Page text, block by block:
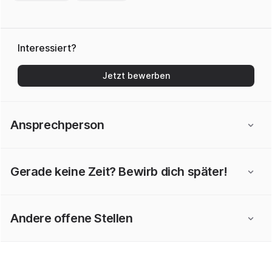
Interessiert?
Jetzt bewerben
Ansprechperson
Gerade keine Zeit? Bewirb dich später!
Andere offene Stellen